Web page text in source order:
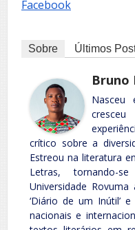
Facebook
Sobre Últimos
Bruno
Nasceu
crítico sobre a
Estreou na literatura
Letras, tornando-
Universidade
‘Diário de um Inútil’
nacionais e